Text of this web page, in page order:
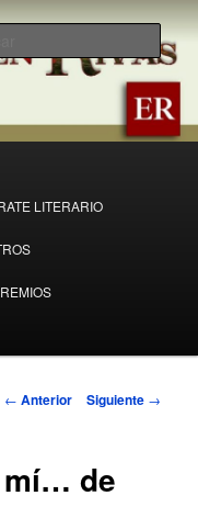
LITERARIO
Navegación
← Anterior Siguiente →
mí… de